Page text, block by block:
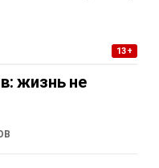
13+
жизнь не